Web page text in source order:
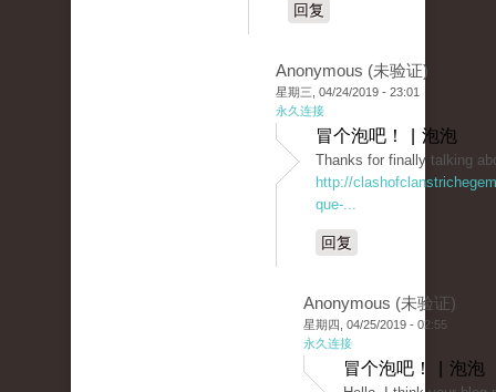
回复
Anonymous (未验证)
星期三, 04/24/2019 - 23:01
永久连接
冒个泡吧！ | 泡泡
Thanks for finally talking
http://
que-...
回复
Anonymous (未验证)
星期四, 04/25/2019 - 02:55
永久连接
冒个泡吧！ | 泡泡